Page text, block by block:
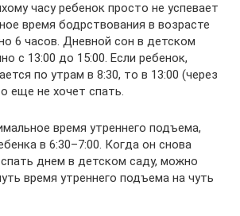
часу ребенок просто не успевает
время бодрствования в возрасте
6 часов. Дневной сон в детском
с 13:00 до 15:00. Если ребенок,
по утрам в 8:30, то в 13:00 (через
еще не хочет спать.
время утреннего подъема,
в 6:30–7:00. Когда он снова
спать днем в детском саду, можно
время утреннего подъема на чуть